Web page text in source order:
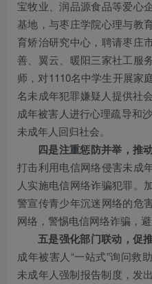
宝牧业、润品源食品等爱心
基地，与枣庄学院心理与教
育矫治研究中心，聘请枣庄
善、翼云、暖阳三家社工服
师，对1110名中学生开展家
名未成年犯罪嫌疑人提供社
成年被害人进行心理疏导和
未成年人回归社会。
四是注重惩防并举，推
打击利用电信网络侵害未成
人实施电信网络诈骗犯罪。
警宣传青少年沉迷网络的危
网络，警惕电信网络诈骗，
五是强化部门联动，促
成年被害人“一站式”询问救
未成年人强制报告制度，发